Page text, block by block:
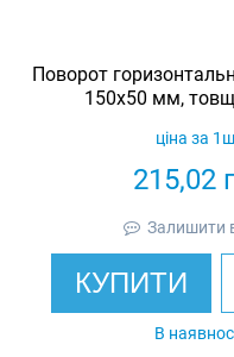
Поворот
150х50 мм,
215,02
ціна за
Залишити
КУПИТИ
В